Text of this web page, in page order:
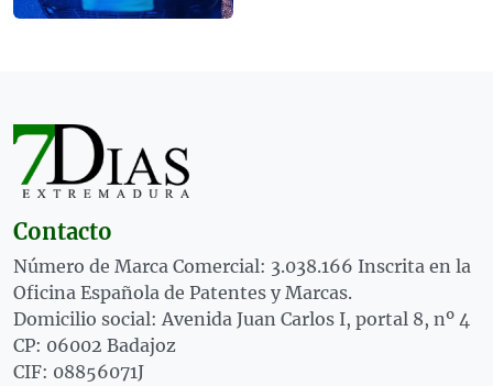
Contacto
Número de Marca Comercial: 3.038.166 Inscrita en la
Oficina Española de Patentes y Marcas.
Domicilio social: Avenida Juan Carlos I, portal 8, nº 4
CP: 06002 Badajoz
CIF: 08856071J